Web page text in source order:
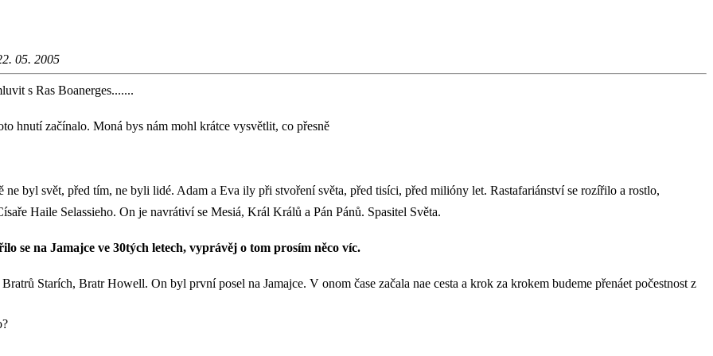
05. 2005
s Ras Boanerges.......
hnutí začínalo. Moná bys nám mohl krátce vysvětlit, co přesně
ne byl svět, před tím, ne byli lidé. Adam a Eva ily při stvoření světa, před tisíci, před milióny let. Rastafariánství se rozířilo a rostlo,
Haile Selassieho. On je navrátiví se Mesiá, Král Králů a Pán Pánů. Spasitel Světa.
se na Jamajce ve 30tých letech, vyprávěj o tom prosím něco víc.
Starích, Bratr Howell. On byl první posel na Jamajce. V onom čase začala nae cesta a krok za krokem budeme přenáet počestnost z